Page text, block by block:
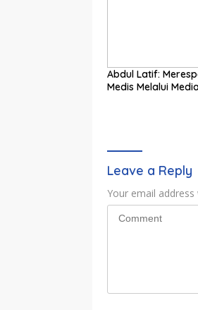
Abdul Latif: Merespon Penyelesaian Sengketa
Medis Melalui
Leave a Reply
Your email